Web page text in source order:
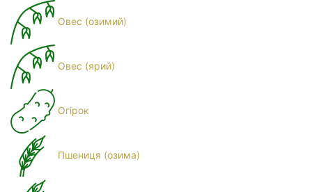
Овес (озимий)
Овес (ярий)
Огірок
Пшениця (озима)